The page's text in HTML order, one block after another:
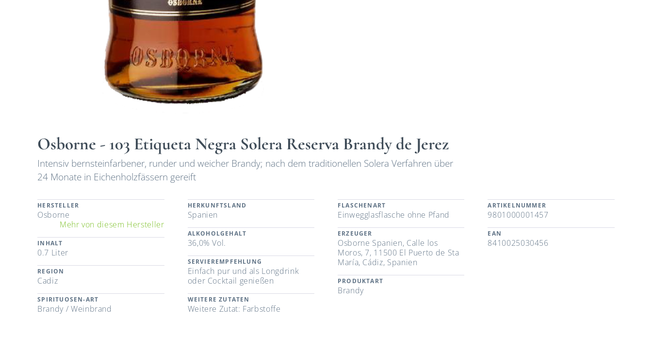
Osborne - 103 Etiqueta Negra Solera Reserva Brandy de Jerez
Intensiv bernsteinfarbener, runder und weicher Brandy; nach dem traditionellen Solera Verfahren über
24 Monate in Eichenholzfässern gereift
HERSTELLER
Osborne
Mehr von diesem Hersteller
INHALT
0.7 Liter
REGION
Cadiz
SPIRITUOSEN-ART
Brandy / Weinbrand
HERKUNFTSLAND
Spanien
ALKOHOLGEHALT
36,0% Vol.
SERVIEREMPFEHLUNG
Einfach pur und als Longdrink
oder Cocktail genießen
WEITERE ZUTATEN
Weitere Zutat: Farbstoffe
FLASCHENART
Einwegglasflasche ohne Pfand
ERZEUGER
Osborne Spanien, Calle los
Moros, 7, 11500 El Puerto de Sta
María, Cádiz, Spanien
PRODUKTART
Brandy
ARTIKELNUMMER
9801000001457
EAN
8410025030456